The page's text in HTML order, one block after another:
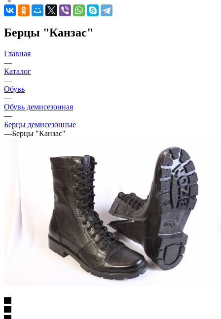
Берцы "Канзас"
Главная
—
Каталог
—
Обувь
—
Обувь демисезонная
—
Берцы демисезонные
—Берцы "Канзас"